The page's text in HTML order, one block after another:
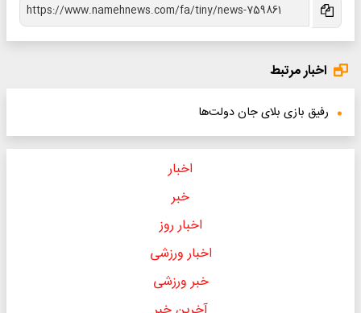
اخبار مرتبط
رفیق بازی بلای جان دولت‌ها
اخبار
خبر
اخبار روز
اخبار ورزشی
خبر ورزشی